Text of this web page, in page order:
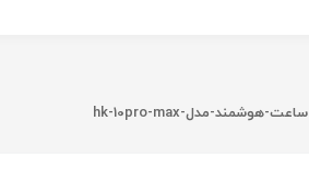
ساعت-هوشمند-مدل-hk-10pro-max